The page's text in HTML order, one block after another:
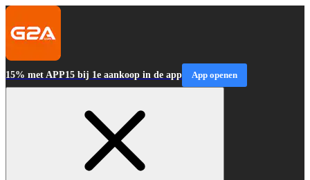
15% met APP15 bij 1e aankoop in de app App openen